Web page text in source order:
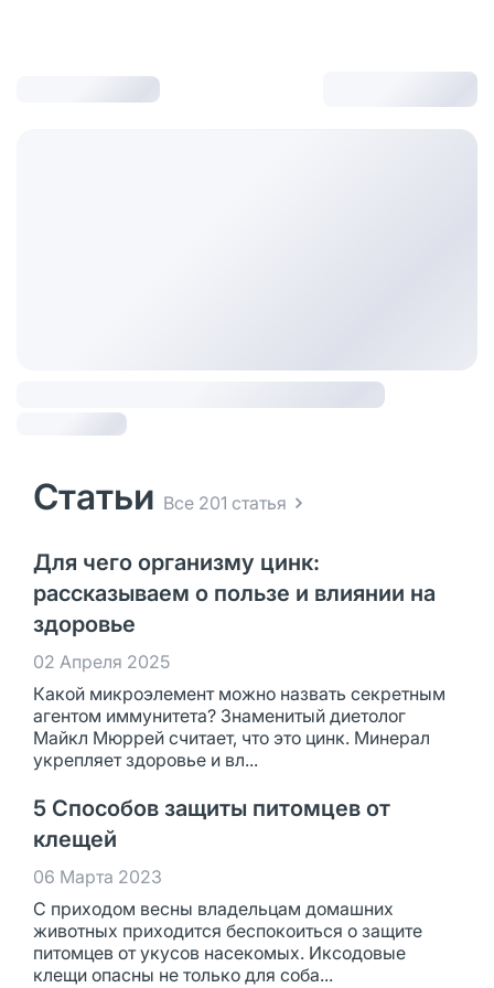
Статьи Все 201 статья
Для чего организму цинк:
рассказываем о пользе и влиянии на
здоровье
02 Апреля 2025
Какой микроэлемент можно назвать секретным
агентом иммунитета? Знаменитый диетолог
Майкл Мюррей считает, что это цинк. Минерал
укрепляет здоровье и вл...
5 Способов защиты питомцев от
клещей
06 Марта 2023
С приходом весны владельцам домашних
животных приходится беспокоиться о защите
питомцев от укусов насекомых. Иксодовые
клещи опасны не только для соба...